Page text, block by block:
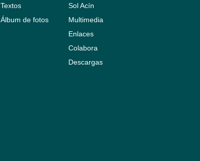
Textos
Álbum de fotos
Sol Acín
Multimedia
Enlaces
Colabora
Descargas